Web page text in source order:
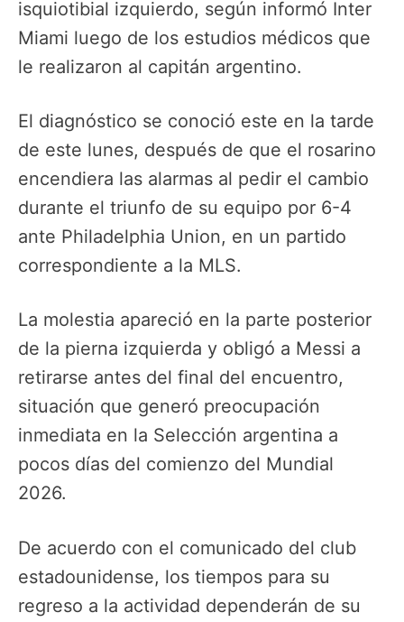
isquiotibial izquierdo, según informó Inter
Miami luego de los estudios médicos que
le realizaron al capitán argentino.
El diagnóstico se conoció este en la tarde
de este lunes, después de que el rosarino
encendiera las alarmas al pedir el cambio
durante el triunfo de su equipo por 6-4
ante Philadelphia Union, en un partido
correspondiente a la MLS.
La molestia apareció en la parte posterior
de la pierna izquierda y obligó a Messi a
retirarse antes del final del encuentro,
situación que generó preocupación
inmediata en la Selección argentina a
pocos días del comienzo del Mundial
2026.
De acuerdo con el comunicado del club
estadounidense, los tiempos para su
regreso a la actividad dependerán de su